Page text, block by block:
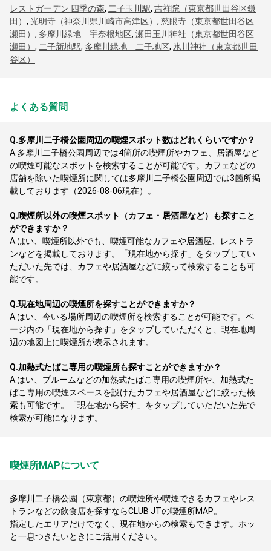
レストガーデン 四季の森, 二子玉川駅, 吉祥院（東京都世田谷区鎌
田） , 光明寺（神奈川県川崎市高津区） , 慈眼寺（東京都世田谷区
瀬田） , 多摩川緑地 宇奈根地区, 瀬田玉川神社（東京都世田谷区
瀬田） , 二子新地駅, 多摩川緑地 二子地区, 氷川神社（東京都世田
谷区）
よくある質問
Q.多摩川二子橋公園周辺の喫煙スポット数はどれくらいですか？
A. 多摩川二子橋公園周辺では4箇所の喫煙所やカフェ、居酒屋など
の喫煙可能なスポットを検索することが可能です。カフェなどの
店舗を除いた喫煙所に関しては多摩川二子橋公園周辺では3箇所掲
載しております（2026-08-06現在）。
Q.喫煙所以外の喫煙スポット（カフェ・居酒屋など）も探すこと
ができますか？
A. はい、喫煙所以外でも、喫煙可能なカフェや居酒屋、レストラ
ンなどを掲載しております。「現在地から探す」をタップしてい
ただいた先では、カフェや居酒屋などに絞って検索することも可
能です。
Q.現在地周辺の喫煙所を探すことができますか？
A. はい、今いる場所周辺の喫煙所を検索することが可能です。ペ
ージ内の「現在地から探す」をタップしていただくと、現在地周
辺の地図上に喫煙所が表示されます。
Q.加熱式たばこ専用の喫煙所も探すことができますか？
A. はい、プルームなどの加熱式たばこ専用の喫煙所や、加熱式た
ばこ専用の喫煙スペースを設けたカフェや居酒屋などに絞った検
索も可能です。「現在地から探す」をタップしていただいた先で
検索が可能になります。
喫煙所MAPについて
多摩川二子橋公園（東京都）の喫煙所や喫煙できるカフェやレス
トランなどの飲食店を探すならCLUB JTの喫煙所MAP。
指定したエリアだけでなく、現在地からの検索もできます。ホッ
と一息つきたいときにご活用ください。